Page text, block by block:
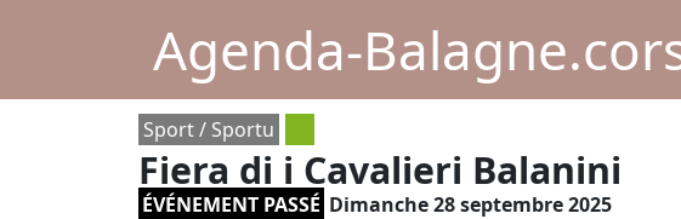
Agenda-
Sport / Sportu
Fiera di i Cavalieri Balanini
ÉVÉNEMENT PASSÉ Dimanche 28 septembre 2025